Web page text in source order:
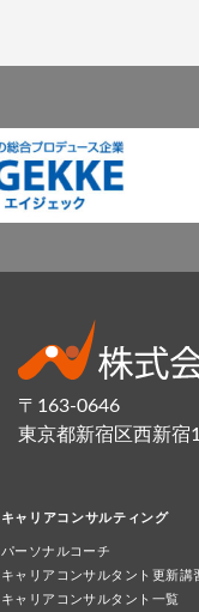
〒163-0646
東京都新宿区西新宿
キャリアコンサルティング
パーソナルコーチ
キャリアコンサルタント更新講
キャリアコンサルタント一覧